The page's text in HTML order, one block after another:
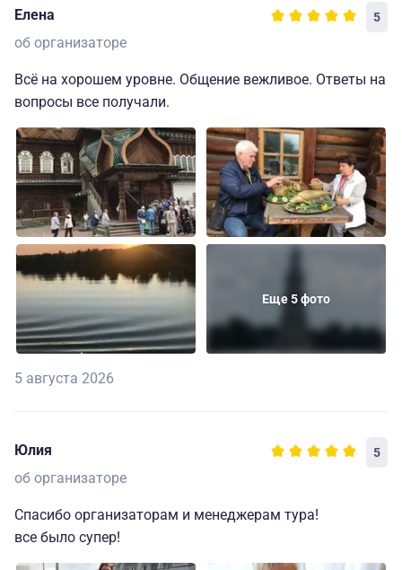
Елена 5
об организаторе
Всё на хорошем уровне. Общение вежливое. Ответы на
вопросы все получали.
Еще 5 фото
5 августа 2026
Юлия 5
об организаторе
Спасибо организаторам и менеджерам тура!
все было супер!